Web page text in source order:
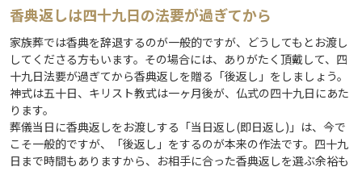
香典返しは四十九日の法要が過ぎてから
家族葬では香典を辞退するのが一般的ですが、どうしてもとお渡し
してくださる方もいます。その場合には、ありがたく頂戴して、四
十九日法要が過ぎてから香典返しを贈る「後返し」をしましょう。
神式は五十日、キリスト教式は一ヶ月後が、仏式の四十九日にあた
ります。
葬儀当日に香典返しをお渡しする「当日返し(即日返し)」は、今で
こそ一般的ですが、「後返し」をするのが本来の作法です。四十九
日まで時間もありますから、お相手に合った香典返しを選ぶ余裕も